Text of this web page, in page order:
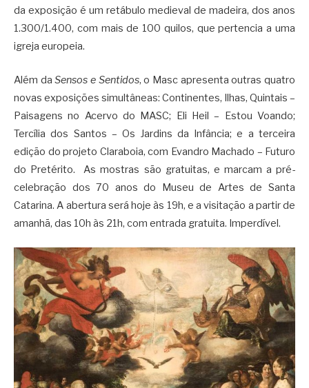
da exposição é um retábulo medieval de madeira, dos anos
1.300/1.400, com mais de 100 quilos, que pertencia a uma
igreja europeia.
Além daSensos e Sentidos, o Masc apresenta outras quatro
novas exposições simultâneas: Continentes, Ilhas, Quintais –
Paisagens no Acervo do MASC; Eli Heil – Estou Voando;
Tercília dos Santos – Os Jardins da Infância; e a terceira
edição do projeto Claraboia, com Evandro Machado – Futuro
do Pretérito. As mostras são gratuitas, e marcam a pré-
celebração dos 70 anos do Museu de Artes de Santa
Catarina. A abertura será hoje às 19h, e a visitação a partir de
amanhã, das 10h às 21h, com entrada gratuita. Imperdível.